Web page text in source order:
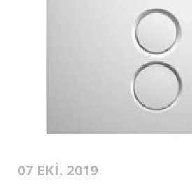
07 EKI. 2019